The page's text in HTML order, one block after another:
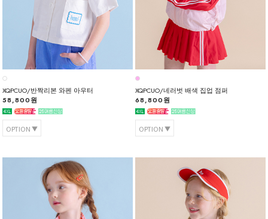
XQPCUO/반짝리본 와펜 아우터
58,800원
OPTION
XQPCUO/네러벗 배색 집업 점퍼
68,800원
OPTION